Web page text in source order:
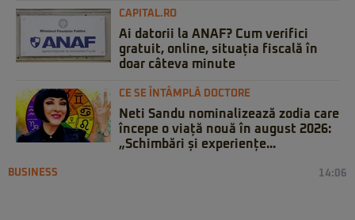
CAPITAL.RO
Ai datorii la ANAF? Cum verifici
gratuit, online, situația fiscală în
doar câteva minute
CE SE ÎNTÂMPLĂ DOCTORE
Neti Sandu nominalizează zodia care
începe o viață nouă în august 2026:
„Schimbări și experiențe...
BUSINESS 14:06